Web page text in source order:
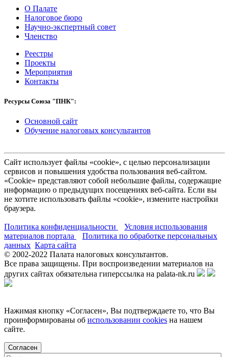
О Палате
Налоговое бюро
Научно-экспертный совет
Членство
Реестры
Проекты
Мероприятия
Контакты
Ресурсы Союза "ПНК":
Основной сайт
Обучение налоговых консультантов
Сайт использует файлы «cookie», с целью персонализации
сервисов и повышения удобства пользования веб-сайтом.
«Cookie» представляют собой небольшие файлы, содержащие
информацию о предыдущих посещениях веб-сайта. Если вы
не хотите использовать файлы «cookie», измените настройки
браузера.
Политика конфиденциальности
Условия использования
материалов портала
Политика по обработке персональных
данных Карта сайта
© 2002-2022 Палата налоговых консультантов.
Все права защищены. При воспроизведении материалов на
других сайтах обязательна гиперссылка на palata-nk.ru
Нажимая кнопку «Согласен», Вы подтверждаете то, что Вы
проинформированы об использовании cookies на нашем
сайте.
Согласен